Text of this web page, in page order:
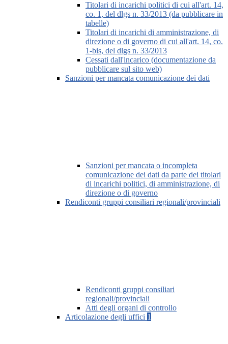
Titolari di incarichi politici di cui all'art. 14,
co. 1, del dlgs n. 33/2013 (da pubblicare in
tabelle)
Titolari di incarichi di amministrazione, di
direzione o di governo di cui all'art. 14, co.
1-bis, del dlgs n. 33/2013
Cessati dall'incarico (documentazione da
pubblicare sul sito web)
Sanzioni per mancata comunicazione dei dati
Sanzioni per mancata o incompleta
comunicazione dei dati da parte dei titolari
di incarichi politici, di amministrazione, di
direzione o di governo
Rendiconti gruppi consiliari regionali/provinciali
Rendiconti gruppi consiliari
regionali/provinciali
Atti degli organi di controllo
Articolazione degli uffici 1